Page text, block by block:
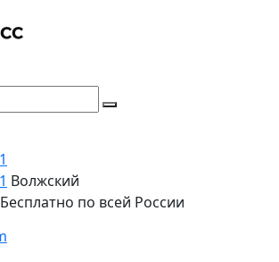
Волжский
Бесплатно по всей России